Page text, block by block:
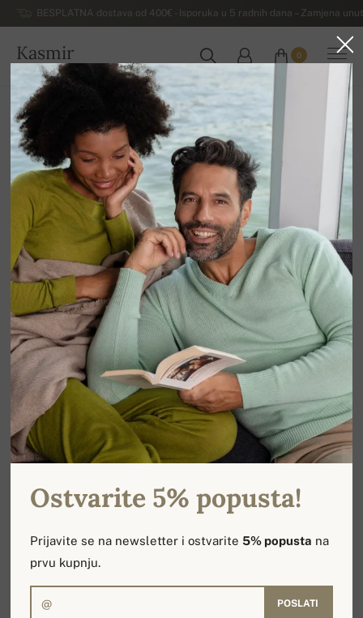
BESPLATNA dostava od 400€ - Isporuka u 5 radnih dana – Zamjena
Kasmir
HRVATSKA
0
Kuća Luksuzni ženski džemperi od kašmira
Ostvarite 5% popusta!
Prijavite se na newsletter i ostvarite5% popusta na
prvu kupnju.
POSLATI